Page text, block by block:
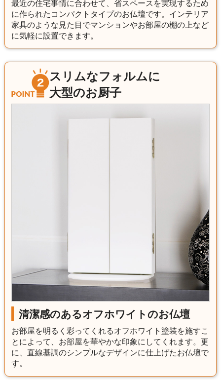
最近の住宅事情に合わせて、省スペースを実現するため
に作られたコンパクトタイプのお仏壇です。インテリア
家具のような見た目でマンションやお部屋の棚の上など
に気軽に設置できます。
スリムなフォルムに
大型のお厨子
清潔感のあるオフホワイトのお仏壇
お部屋を明るく彩ってくれるオフホワイト塗装を施すこ
とによって、お部屋を華やかな印象にしてくれます。更
に、直線基調のシンプルなデザインに仕上げたお仏壇で
す。